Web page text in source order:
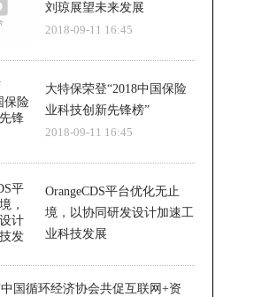
刘琼展望未来发展
2018-09-11 16:45
大特保荣登“2018中国保险
业科技创新先锋榜”
2018-09-11 16:45
OrangeCDS平台优化无止
境，以协同研发设计加速工
业科技发展
国循环经济协会共促互联网+资